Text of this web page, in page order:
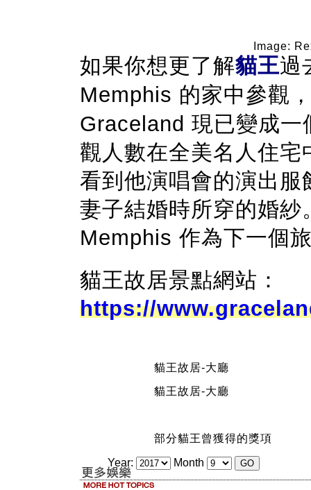
Image:
如果你想更了解貓王過
Memphis 的家中參觀
Graceland 現已變成
觀人數在全美名人住
看到他演唱會的演出
妻子結婚時所穿的婚
Memphis 作為下一個
貓王故居景點網站：
https://
貓王故居-大廳
貓王故居-大廳
部分貓王曾獲得的獎項
Year: Month